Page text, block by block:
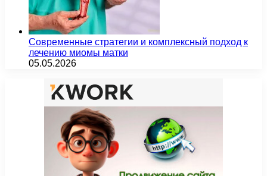
Современные стратегии и комплексный подход к
лечению миомы матки
05.05.2026